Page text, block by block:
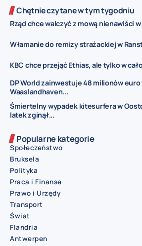
Chętnie czytane w tym tygodniu
Rząd chce walczyć z mową nienawiści
Włamanie do remizy strażackiej w
KBC chce przejąć Ethias, ale tylko w
DP World zainwestuje 48 milionów euro
Waaslandhaven...
Śmiertelny wypadek kitesurfera w
latek zginął...
Popularne kategorie
Społeczeństwo
Bruksela
Polityka
Praca i Finanse
Prawo i Urzędy
Transport
Świat
Flandria
Antwerpen